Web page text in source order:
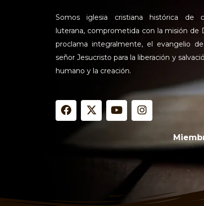
Somos iglesia cristiana histórica de
luterana, comprometida con la misión de
proclama integralmente, el evangelio
señor Jesucristo para la liberación y
humano y la creación.
F
a
X
-
t
i
Y
o
u
I
n
a
a